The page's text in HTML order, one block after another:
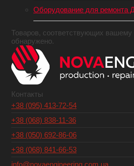
Оборудование для ремонта
Товаров, соответствующих вашему
обнаружено.
Контакты
+38 (095) 413-72-54
+38 (068) 838-11-36
+38 (050) 692-86-06
+38 (068) 841-66-53
info@novaengineering.com.ua